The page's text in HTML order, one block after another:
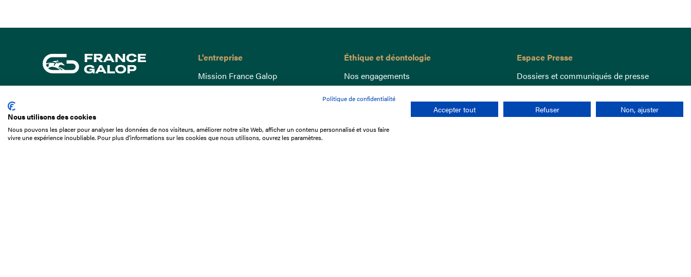
01 49 10 20 29
L'entreprise
Mission France Galop
Gouvernance
Comprendre les courses
Docuthèque
Éthique et déontologie
Nos engagements
Lutte anti-dopage
Bien être equin
Index Egalité Femmes-Hommes
Jeu responsable
Espace Presse
Dossiers et communiqués de presse
Politique de confidentialité
Nous utilisons des cookies
Nous pouvons les placer pour analyser les données de nos visiteurs, améliorer notre site Web, afficher un contenu personnalisé et vous faire
vivre une expérience inoubliable. Pour plus d'informations sur les cookies que nous utilisons, ouvrez les paramètres.
Accepter tout Refuser Non, ajuster